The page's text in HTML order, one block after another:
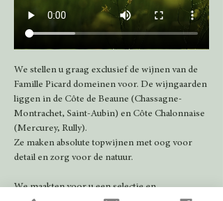
We stellen u graag exclusief de wijnen van de
Famille Picard domeinen voor. De wijngaarden
liggen in de Côte de Beaune (Chassagne-
Montrachet, Saint-Aubin) en Côte Chalonnaise
(Mercurey, Rully).
Ze maken absolute topwijnen met oog voor
detail en zorg voor de natuur.
We maakten voor u een selectie en